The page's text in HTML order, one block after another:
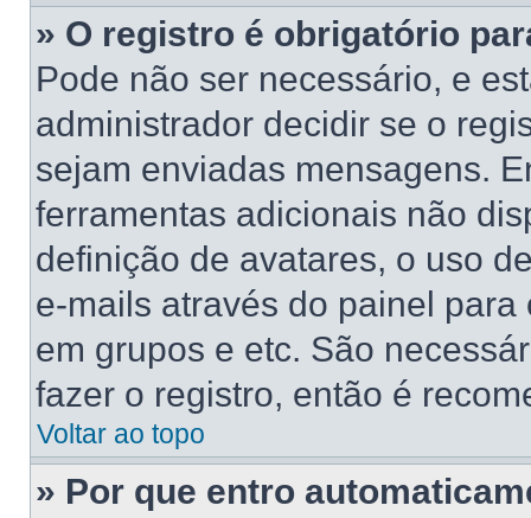
» O registro é obrigatório
Pode não ser necessário, e
administrador decidir se o
sejam enviadas mensagens.
ferramentas adicionais não
definição de avatares, o uso
e-mails através do painel
em grupos e etc. São
fazer o registro, então é
Voltar ao topo
» Por que entro